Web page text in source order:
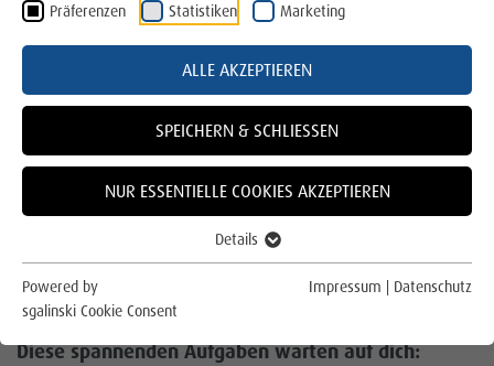
Karriere
Für die Region
Du suchst eine abwechslungsreiche Ausbildung? Der
Wechsel zwischen Büro und Außendienst ist genau
dein Ding? Du findest Grafiken und das Arbeiten mit
elektronischen Geräten spannend? Zudem möchtest du
Zukunft gestalten und die Chance nutzen, an der
Energiewende mitzuwirken? Dann passt der Beruf
„Vermessungstechniker"(m/w/d)
dir!
Diese spannenden Aufgaben warten auf dich:
Präferenzen Statistiken Marketing
ALLE AKZEPTIEREN
SPEICHERN & SCHLIESSEN
NUR ESSENTIELLE COOKIES AKZEPTIEREN
Details
Powered by
sgalinski Cookie Consent
Impressum | Datenschutz